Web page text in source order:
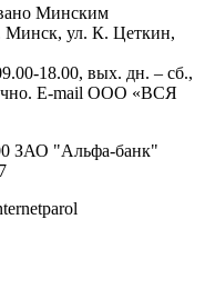
Минским
Минск, ул. К. Цеткин,
18.00, вых. дн. – сб.,
E-mail ООО «ВСЯ
ЗАО "Альфа-банк"